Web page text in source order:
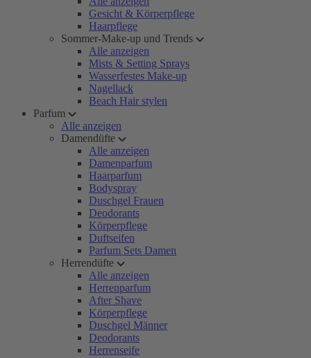
Gesicht & Körperpflege
Haarpflege
Sommer-Make-up und Trends
Alle anzeigen
Mists & Setting Sprays
Wasserfestes Make-up
Nagellack
Beach Hair stylen
Parfum
Alle anzeigen
Damendüfte
Alle anzeigen
Damenparfum
Haarparfum
Bodyspray
Duschgel Frauen
Deodorants
Körperpflege
Duftseifen
Parfum Sets Damen
Herrendüfte
Alle anzeigen
Herrenparfum
After Shave
Körperpflege
Duschgel Männer
Deodorants
Herrenseife